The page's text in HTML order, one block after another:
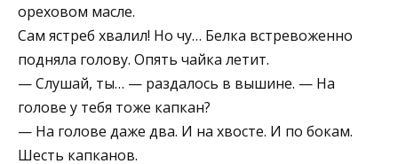
ореховом масле.
Сам ястреб хвалил! Но чу… Белка встревоженно
подняла голову. Опять чайка летит.
— Слушай, ты… — раздалось в вышине. — На
голове у тебя тоже капкан?
— На голове даже два. И на хвосте. И по бокам.
Шесть капканов.